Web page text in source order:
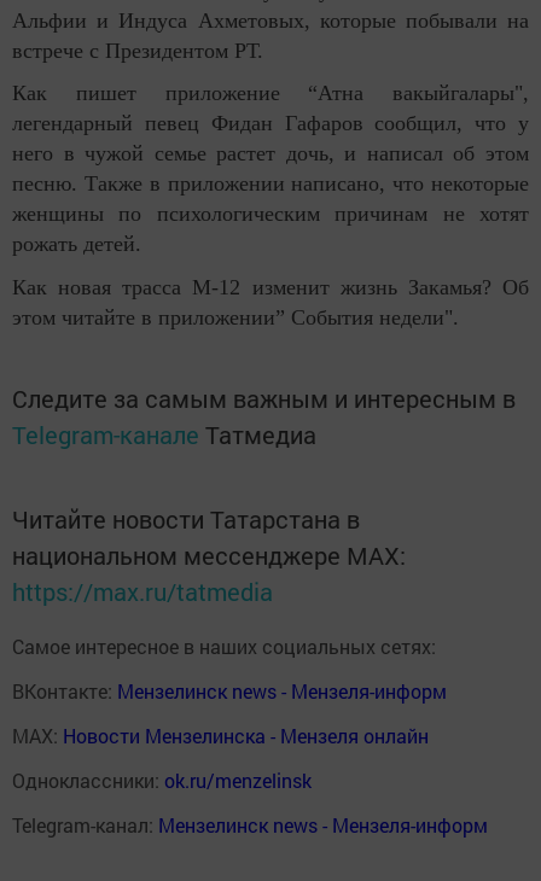
Альфии и Индуса Ахметовых, которые побывали на
встрече с Президентом РТ.
Как пишет приложение “Атна вакыйгалары",
легендарный певец Фидан Гафаров сообщил, что у
него в чужой семье растет дочь, и написал об этом
песню. Также в приложении написано, что некоторые
женщины по психологическим причинам не хотят
рожать детей.
Как новая трасса М-12 изменит жизнь Закамья? Об
этом читайте в приложении” События недели".
Следите за самым важным и интересным в
Telegram-канале Татмедиа
Читайте новости Татарстана в
национальном мессенджере MАХ:
https://max.ru/tatmedia
Самое интересное в наших социальных сетях:
ВКонтакте: Мензелинск news - Мензеля-информ
MAX: Новости Мензелинска - Мензеля онлайн
Одноклассники: ok.ru/menzelinsk
Telegram-канал: Мензелинск news - Мензеля-информ